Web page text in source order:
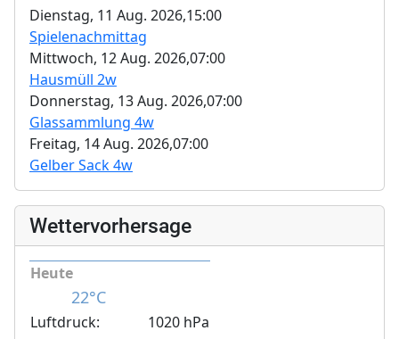
Dienstag, 11 Aug. 2026,15:00
Spielenachmittag
Mittwoch, 12 Aug. 2026,07:00
Hausmüll 2w
Donnerstag, 13 Aug. 2026,07:00
Glassammlung 4w
Freitag, 14 Aug. 2026,07:00
Gelber Sack 4w
Wettervorhersage
Heute
22°C
Luftdruck:
1020 hPa